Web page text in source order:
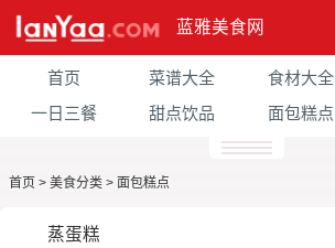
蓝雅美食网
首页 菜谱大全 食材大全
一日三餐
甜点饮品 面包糕点
首页 > 美食分类 > 面包糕点
蒸蛋糕